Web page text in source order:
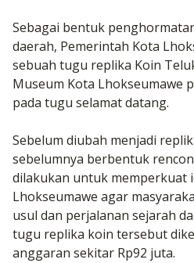
Sebagai bentuk
daerah, Pemerintah Kota
sebuah tugu replika Koin
Museum Kota Lhokseumawe
pada tugu selamat datang.
Sebelum diubah menjadi
sebelumnya berbentuk
dilakukan untuk memperkuat
Lhokseumawe agar
usul dan perjalanan sejarah
tugu replika koin tersebut
anggaran sekitar Rp92 juta.